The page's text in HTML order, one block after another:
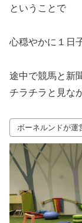
ということで
心穏やかに１日
途中で競馬と新
チラチラと見な
ボーネルンドが運